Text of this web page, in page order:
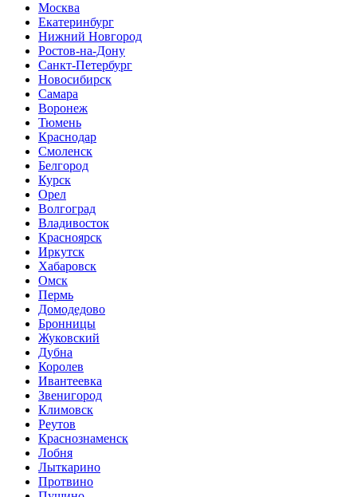
Москва
Екатеринбург
Нижний Новгород
Ростов-на-Дону
Санкт-Петербург
Новосибирск
Самара
Воронеж
Тюмень
Краснодар
Смоленск
Белгород
Курск
Орел
Волгоград
Владивосток
Красноярск
Иркутск
Хабаровск
Омск
Пермь
Домодедово
Бронницы
Жуковский
Дубна
Королев
Ивантеевка
Звенигород
Климовск
Реутов
Краснознаменск
Лобня
Лыткарино
Протвино